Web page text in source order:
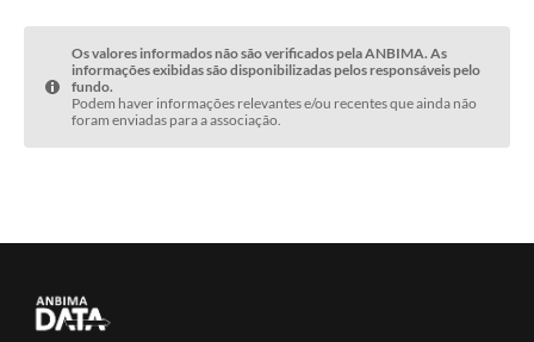
Os valores informados não são verificados pela ANBIMA. As
informações exibidas são disponibilizadas pelos responsáveis pelo
fundo.
Podem haver informações relevantes e/ou recentes que ainda não
foram enviadas para a associação.